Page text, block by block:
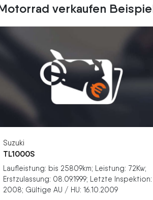
verkaufen
Suzuki
TL1000S
Laufleistung: bis 25809km; Leistung: 72Kw;
Erstzulassung: 08.09.1999; Letzte Inspektion:
2008; Gültige AU / HU: 16.10.2009